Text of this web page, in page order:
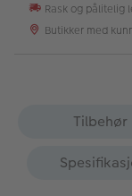
Rask og pålitelig
Butikker med
Tilbehør